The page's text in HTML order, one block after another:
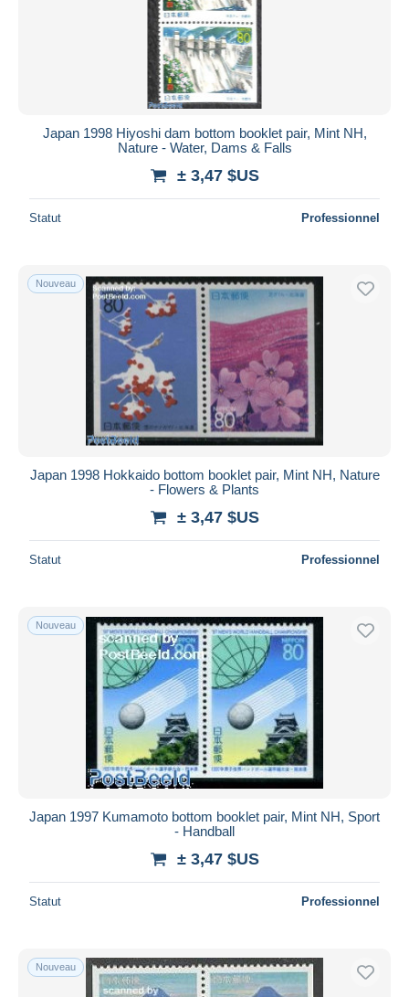
Japan 1998 Hiyoshi dam bottom booklet pair, Mint NH,
Nature - Water, Dams & Falls
± 3,47 $US
Statut Professionnel
Nouveau
Japan 1998 Hokkaido bottom booklet pair, Mint NH, Nature
- Flowers & Plants
± 3,47 $US
Statut Professionnel
Nouveau
Japan 1997 Kumamoto bottom booklet pair, Mint NH, Sport
- Handball
± 3,47 $US
Statut Professionnel
Nouveau